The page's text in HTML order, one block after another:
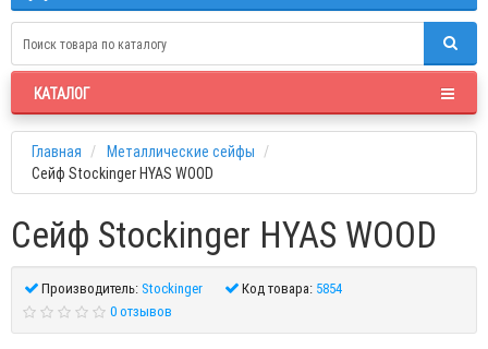
КАТАЛОГ
Главная
Металлические сейфы
Сейф Stockinger HYAS WOOD
Сейф Stockinger HYAS WOOD
Производитель:Stockinger Код товара: 5854
0 отзывов